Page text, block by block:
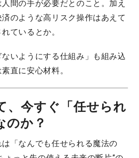
間の手が必要だとのこと。加え
のような高リスク操作はあえて
ているとか。
いようにする仕組み」も組み込
直に安心材料。
、今すぐ「任せられ
のか？
「なんでも任せられる魔法の